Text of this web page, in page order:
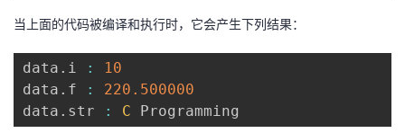
当上面的代码被编译和执行时，它会产生下列结果：
data . i :
10
data . f :
220.500000
data . str : C Programming